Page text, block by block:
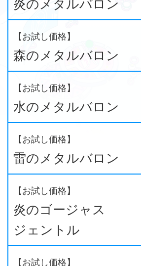
炎のメタルバロン
【お試し価格】
森のメタルバロン
【お試し価格】
水のメタルバロン
【お試し価格】
雷のメタルバロン
【お試し価格】
炎のゴージャス
ジェントル
【お試し価格】